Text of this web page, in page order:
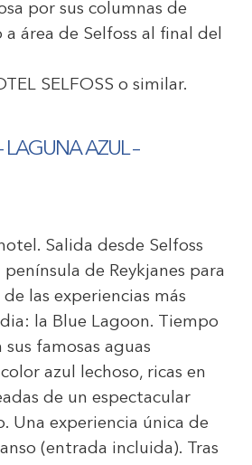
por sus columnas de
a área de Selfoss al final del
SELFOSS o similar.
LAGUNA AZUL –
Salida desde Selfoss
de Reykjanes para
las experiencias más
la Blue Lagoon. Tiempo
famosas aguas
azul lechoso, ricas en
de un espectacular
Una experiencia única de
(entrada incluida). Tras